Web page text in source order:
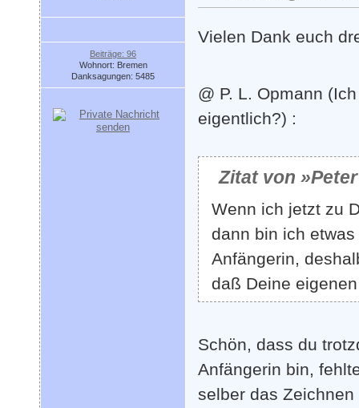
Beiträge: 96
Wohnort: Bremen
Danksagungen: 5485
Vielen Dank euch
@ P. L. Opmann
eigentlich?) :
Zitat von
Wenn ich jetzt zu
dann bin ich
Anfängerin,
daß Deine
Schön, dass du
Anfängerin bin,
selber das